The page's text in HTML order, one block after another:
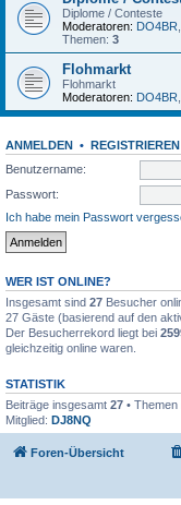
Diplome / Conteste
Moderatoren: DO4BR
Themen: 3
Flohmarkt
Flohmarkt
Moderatoren: DO4BR
ANMELDEN • REGISTRIEREN
Benutzername:
Passwort:
Ich habe mein Passwort
WER IST ONLINE?
Insgesamt sind 27 Besucher
27 Gäste (basierend auf den
Der Besucherrekord liegt bei
gleichzeitig online waren.
STATISTIK
Beiträge insgesamt 27 •
Mitglied: DJ8NQ
Foren-Übersicht